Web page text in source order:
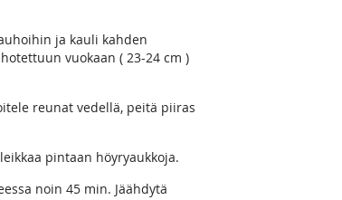
ja kauli kahden
vuokaan ( 23-24 cm )
reunat vedellä, peitä piiras
pintaan höyryaukkoja.
noin 45 min. Jäähdytä